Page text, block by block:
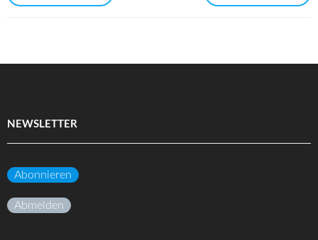
NEWSLETTER
Abonnieren
Abmelden